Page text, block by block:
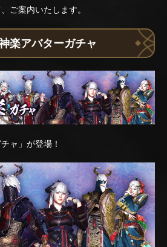
ご案内いたします。
楽アバターガチャ
ャ」が登場！